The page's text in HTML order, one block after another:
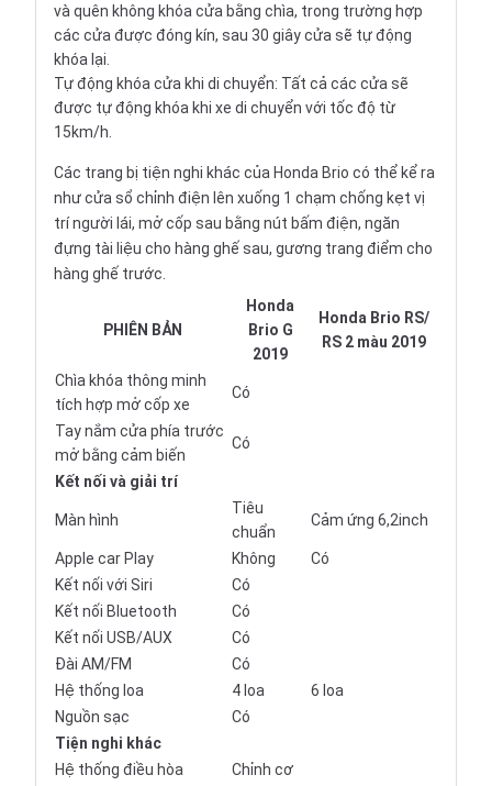
và quên không khóa cửa bằng chìa, trong trường hợp
các cửa được đóng kín, sau 30 giây cửa sẽ tự động
khóa lại.
Tự động khóa cửa khi di chuyển: Tất cả các cửa sẽ
được tự động khóa khi xe di chuyển với tốc độ từ
15km/h.
Các trang bị tiện nghi khác của Honda Brio có thể kể ra
như cửa sổ chỉnh điện lên xuống 1 chạm chống kẹt vị
trí người lái, mở cốp sau bằng nút bấm điện, ngăn
đựng tài liệu cho hàng ghế sau, gương trang điểm cho
hàng ghế trước.
PHIÊN BẢN
Honda
Brio G
2019
Honda Brio RS/
RS 2 màu 2019
Chìa khóa thông minh
tích hợp mở cốp xe
Có
Tay nắm cửa phía trước
mở bằng cảm biến
Có
Kết nối và giải trí
Màn hình
Tiêu
chuẩn
Cảm ứng 6,2inch
Apple car Play Không
Có
Kết nối với Siri
Có
Kết nối Bluetooth
Có
Kết nối USB/AUX
Có
Đài AM/FM
Có
Hệ thống loa
4 loa
6 loa
Nguồn sạc
Có
Tiện nghi khác
Hệ thống điều hòa
Chỉnh cơ